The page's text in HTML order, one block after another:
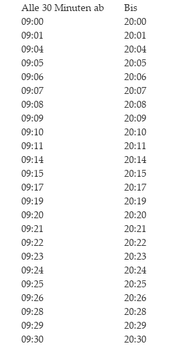
Alle 30 Minu­ten ab
Bis
09:00
20:00
09:01
20:01
09:04
20:04
09:05
20:05
09:06
20:06
09:07
20:07
09:08
20:08
09:09
20:09
09:10
20:10
09:11
20:11
09:14
20:14
09:15
20:15
09:17
20:17
09:19
20:19
09:20
20:20
09:21
20:21
09:22
20:22
09:23
20:23
09:24
20:24
09:25
20:25
09:26
20:26
09:28
20:28
09:29
20:29
09:30 20:30